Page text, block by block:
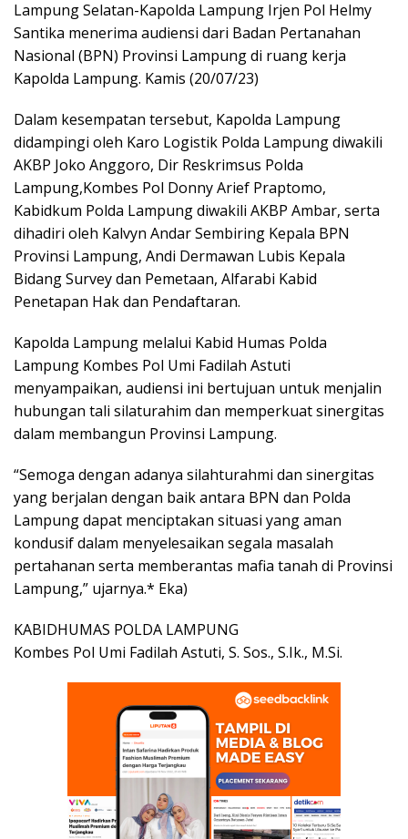
Lampung Selatan-Kapolda Lampung Irjen Pol Helmy
Santika menerima audiensi dari Badan Pertanahan
Nasional (BPN) Provinsi Lampung di ruang kerja
Kapolda Lampung. Kamis (20/07/23)
Dalam kesempatan tersebut, Kapolda Lampung
didampingi oleh Karo Logistik Polda Lampung diwakili
AKBP Joko Anggoro, Dir Reskrimsus Polda
Lampung,Kombes Pol Donny Arief Praptomo,
Kabidkum Polda Lampung diwakili AKBP Ambar, serta
dihadiri oleh Kalvyn Andar Sembiring Kepala BPN
Provinsi Lampung, Andi Dermawan Lubis Kepala
Bidang Survey dan Pemetaan, Alfarabi Kabid
Penetapan Hak dan Pendaftaran.
Kapolda Lampung melalui Kabid Humas Polda
Lampung Kombes Pol Umi Fadilah Astuti
menyampaikan, audiensi ini bertujuan untuk menjalin
hubungan tali silaturahim dan memperkuat sinergitas
dalam membangun Provinsi Lampung.
“Semoga dengan adanya silahturahmi dan sinergitas
yang berjalan dengan baik antara BPN dan Polda
Lampung dapat menciptakan situasi yang aman
kondusif dalam menyelesaikan segala masalah
pertahanan serta memberantas mafia tanah di Provinsi
Lampung,” ujarnya.* Eka)
KABIDHUMAS POLDA LAMPUNG
Kombes Pol Umi Fadilah Astuti, S. Sos., S.Ik., M.Si.